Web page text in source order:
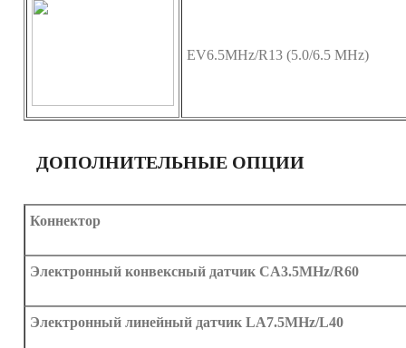
EV6.5MHz/R13 (5.0/6.5 MHz)
ДОПОЛНИТЕЛЬНЫЕ ОПЦИИ
Коннектор
Электронный конвексный датчик CA3.5MHz/R60
Электронный линейный датчик LA7.5MHz/L40